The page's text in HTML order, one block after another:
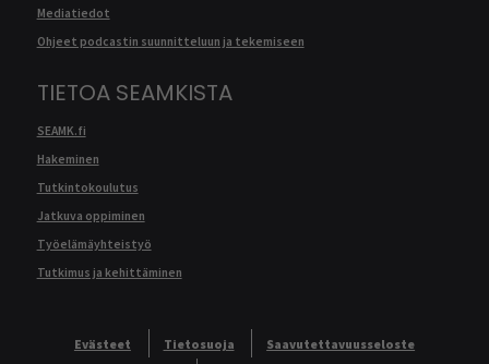
Mediatiedot
Ohjeet podcastin suunnitteluun ja tekemiseen
TIETOA SEAMKISTA
SEAMK.fi
Hakeminen
Tutkintokoulutus
Jatkuva oppiminen
Työelämäyhteistyö
Tutkimus ja kehittäminen
Evästeet Tietosuoja Saavutettavuusseloste